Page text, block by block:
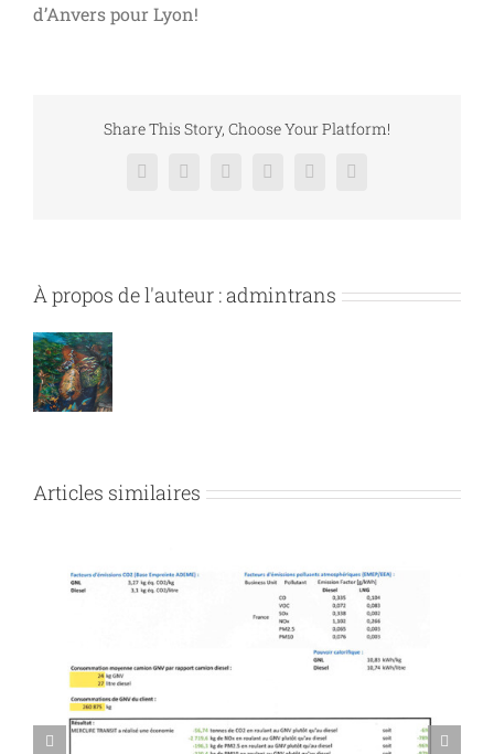
d’Anvers pour Lyon!
Share This Story, Choose Your Platform!
Facebook
X RedditLinkedInPinterestVk
À propos de l'auteur :admintrans
Articles similaires